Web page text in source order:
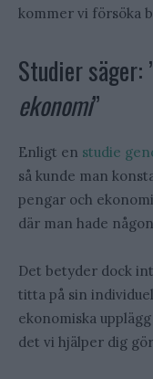
kommer vi försöka
Studier säger:
ekonomi”
Enligt en studie
så kunde man
pengar och
där man hade
Det betyder dock
titta på sin
ekonomiska
det vi hjälper dig